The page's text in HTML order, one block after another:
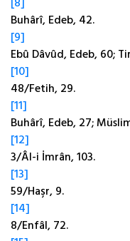
Buhârî, Edeb, 42.
[9]
Ebû Dâvûd, Edeb, 60;
[10]
48/Fetih, 29.
[11]
Buhârî, Edeb, 27;
[12]
3/Âl-i İmrân, 103.
[13]
59/Haşr, 9.
[14]
8/Enfâl, 72.